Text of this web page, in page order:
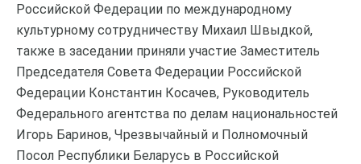
Российской Федерации по международному
культурному сотрудничеству Михаил Швыдкой,
также в заседании приняли участие Заместитель
Председателя Совета Федерации Российской
Федерации Константин Косачев, Руководитель
Федерального агентства по делам национальностей
Игорь Баринов, Чрезвычайный и Полномочный
Посол Республики Беларусь в Российской